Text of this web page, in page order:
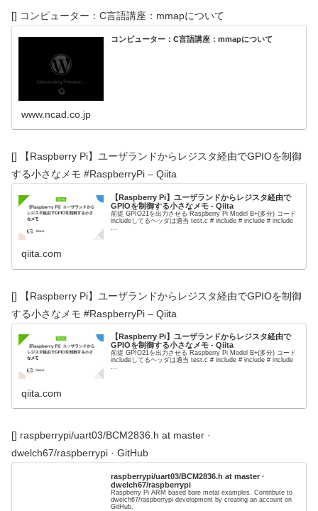
[] コンピューター：C言語講座：mmapについて
コンピューター：C言語講座：mmapについて
www.ncad.co.jp
[] 【Raspberry Pi】ユーザランドからレジスタ経由でGPIOを制御
する小さなメモ #RaspberryPi – Qiita
【Raspberry Pi】ユーザランドからレジスタ経由で
GPIOを制御する小さなメモ - Qiita
前提 GPIO21を出力させる Raspberry Pi Model B+(多分) コード
includeしてるヘッダは適当 test.c # include # include # include
qiita.com
[] 【Raspberry Pi】ユーザランドからレジスタ経由でGPIOを制御
する小さなメモ #RaspberryPi – Qiita
【Raspberry Pi】ユーザランドからレジスタ経由で
GPIOを制御する小さなメモ - Qiita
前提 GPIO21を出力させる Raspberry Pi Model B+(多分) コード
includeしてるヘッダは適当 test.c # include # include # include
...
qiita.com
[] raspberrypi/uart03/BCM2836.h at master ·
dwelch67/raspberrypi · GitHub
raspberrypi/uart03/BCM2836.h at master ·
dwelch67/raspberrypi
Raspberry Pi ARM based bare metal examples. Contribute to
dwelch67/raspberrypi development by creating an account on
GitHub.